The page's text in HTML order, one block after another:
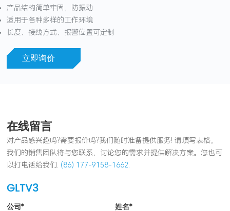
产品结构简单牢固，防振动
适用于各种多样的工作环境
长度、接线方式、报警位置可定制
立即询价
在线留言
对产品感兴趣吗?需要报价吗?我们随时准备提供服务! 请填写表格，
我们的销售团队将与您联系，讨论您的需求并提供解决方案。您也可
以打电话给我们. (86) 177-9158-1662.
GLTV3
公司* 姓名*